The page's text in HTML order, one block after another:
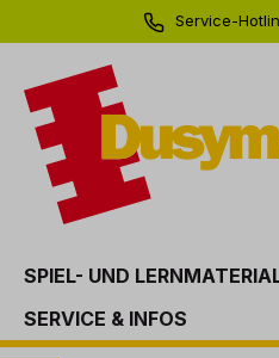
Zur Hauptnavigation
Service-
SPIEL- UND
SERVICE & INFOS